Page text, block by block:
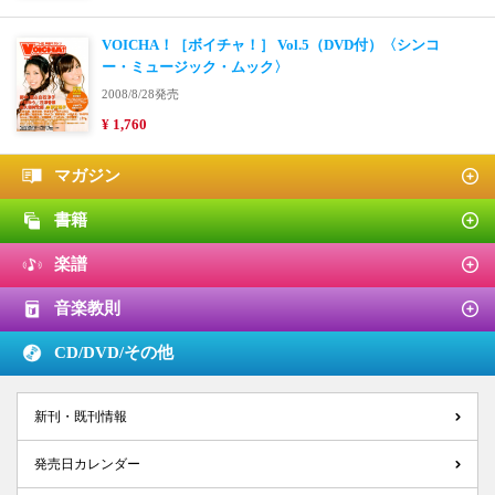
VOICHA！［ボイチャ！］ Vol.5（DVD付）〈シンコ
ー・ミュージック・ムック〉
2008/8/28発売
¥ 1,760
マガジン
書籍
楽譜
音楽教則
CD/DVD/その他
新刊・既刊情報
発売日カレンダー